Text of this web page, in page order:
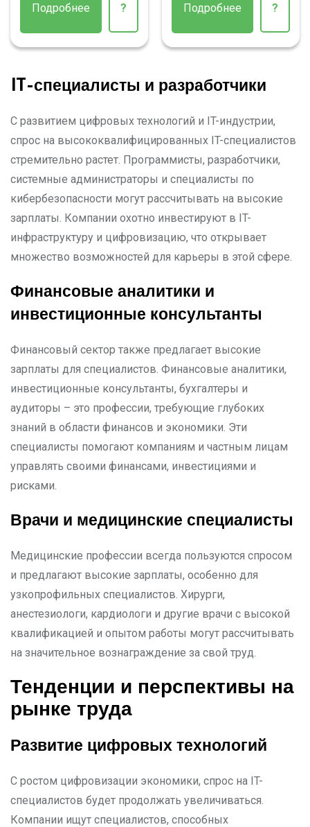
Подробнее ? Подробнее ?
IT-специалисты и разработчики
С развитием цифровых технологий и IT-индустрии,
спрос на высококвалифицированных IT-специалистов
стремительно растет. Программисты, разработчики,
системные администраторы и специалисты по
кибербезопасности могут рассчитывать на высокие
зарплаты. Компании охотно инвестируют в IT-
инфраструктуру и цифровизацию, что открывает
множество возможностей для карьеры в этой сфере.
Финансовые аналитики и
инвестиционные консультанты
Финансовый сектор также предлагает высокие
зарплаты для специалистов. Финансовые аналитики,
инвестиционные консультанты, бухгалтеры и
аудиторы – это профессии, требующие глубоких
знаний в области финансов и экономики. Эти
специалисты помогают компаниям и частным лицам
управлять своими финансами, инвестициями и
рисками.
Врачи и медицинские специалисты
Медицинские профессии всегда пользуются спросом
и предлагают высокие зарплаты, особенно для
узкопрофильных специалистов. Хирурги,
анестезиологи, кардиологи и другие врачи с высокой
квалификацией и опытом работы могут рассчитывать
на значительное вознаграждение за свой труд.
Тенденции и перспективы на
рынке труда
Развитие цифровых технологий
С ростом цифровизации экономики, спрос на IT-
специалистов будет продолжать увеличиваться.
Компании ищут специалистов, способных